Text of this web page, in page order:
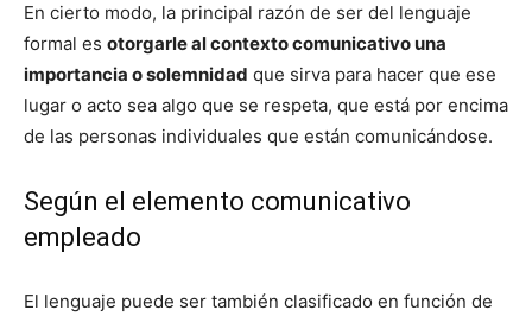
En cierto modo, la principal razón de ser del lenguaje
formal es otorgarle al contexto comunicativo una
importancia o solemnidad que sirva para hacer que ese
lugar o acto sea algo que se respeta, que está por encima
de las personas individuales que están comunicándose.
Según el elemento comunicativo
empleado
El lenguaje puede ser también clasificado en función de